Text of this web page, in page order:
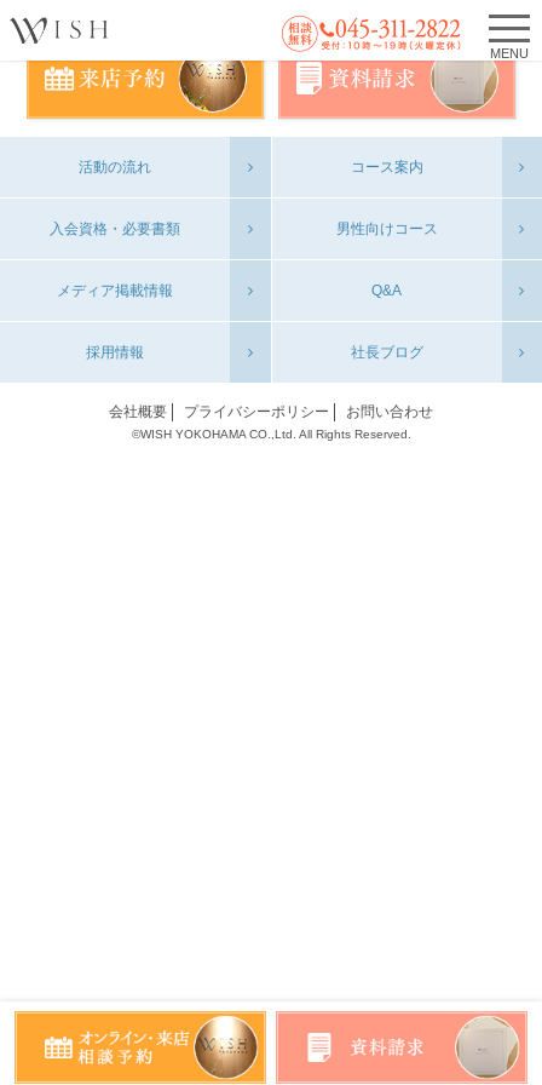
MENU
活動の流れ コース案内
入会資格・必要書類 男性向けコース
メディア掲載情報 Q&A
採用情報 社長ブログ
会社概要 プライバシーポリシー お問い合わせ
©WISH YOKOHAMA CO.,Ltd. All Rights Reserved.